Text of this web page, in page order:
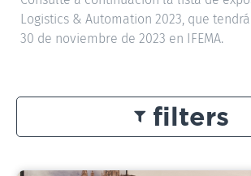
Logistics & Automation 2023, que
30 de noviembre de 2023 en IFEMA.
filters